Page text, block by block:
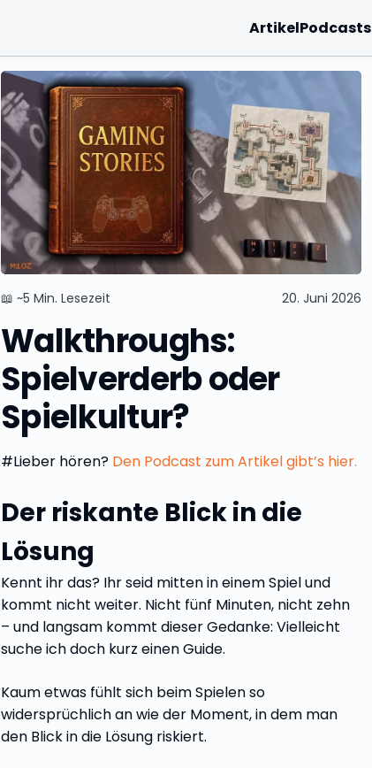
ArtikelPodcasts
📖 ~5 Min. Lesezeit 20. Juni 2026
Walkthroughs:
Spielverderb oder
Spielkultur?
#Lieber hören? Den Podcast zum Artikel gibt’s hier.
Der riskante Blick in die
Lösung
Kennt ihr das? Ihr seid mitten in einem Spiel und
kommt nicht weiter. Nicht fünf Minuten, nicht zehn
– und langsam kommt dieser Gedanke: Vielleicht
suche ich doch kurz einen Guide.
Kaum etwas fühlt sich beim Spielen so
widersprüchlich an wie der Moment, in dem man
den Blick in die Lösung riskiert.